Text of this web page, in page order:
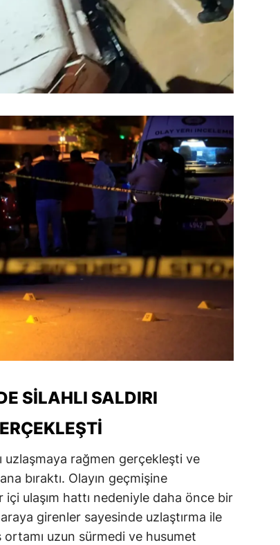
SİLAHLI SALDIRI
uzlaşmaya rağmen gerçekleşti ve
bıraktı. Olayın geçmişine
içi ulaşım hattı nedeniyle daha önce bir
girenler sayesinde uzlaştırma ile
ortamı uzun sürmedi ve husumet